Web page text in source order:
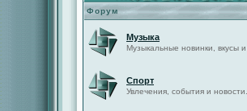
Форум
Музыка
Музыкальные новинки, вкусы
Спорт
Увлечения, события и